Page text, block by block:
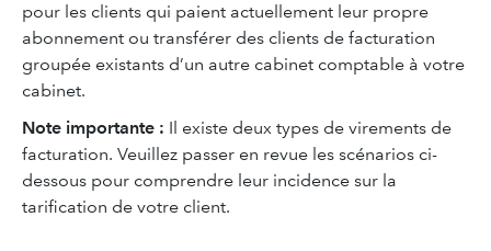
pour les clients qui paient actuellement leur propre
abonnement ou transférer des clients de facturation
groupée existants d’un autre cabinet comptable à votre
cabinet.
Note importante : Il existe deux types de virements de
facturation. Veuillez passer en revue les scénarios ci-
dessous pour comprendre leur incidence sur la
tarification de votre client.